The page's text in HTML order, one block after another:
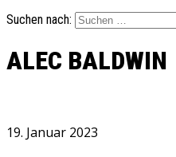
Suchen nach:
ALEC BALDWIN
19. Januar 2023